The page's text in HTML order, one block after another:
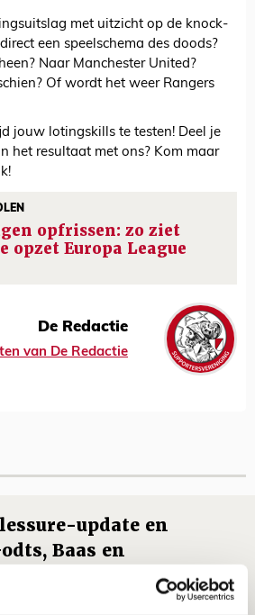
met uitzicht op de knock-
een speelschema des doods?
Naar Manchester United?
Of wordt het weer Rangers
jouw lotingskills te testen! Deel je
het resultaat met ons? Kom maar
opfrissen: zo ziet
opzet Europa League
De Redactie
van De Redactie
update en
Baas en